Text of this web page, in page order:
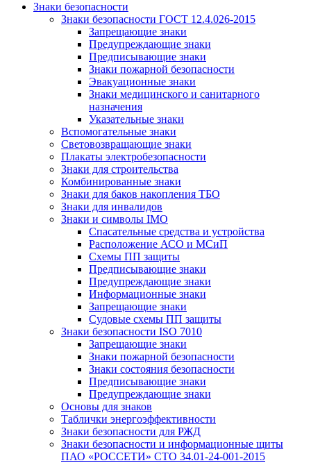
Знаки безопасности
Знаки безопасности ГОСТ 12.4.026-2015
Запрещающие знаки
Предупреждающие знаки
Предписывающие знаки
Знаки пожарной безопасности
Эвакуационные знаки
Знаки медицинского и санитарного
назначения
Указательные знаки
Вспомогательные знаки
Световозвращающие знаки
Плакаты электробезопасности
Знаки для строительства
Комбинированные знаки
Знаки для баков накопления ТБО
Знаки для инвалидов
Знаки и символы IMO
Спасательные средства и устройства
Расположение АСО и МСиП
Схемы ПП защиты
Предписывающие знаки
Предупреждающие знаки
Информационные знаки
Запрещающие знаки
Судовые схемы ПП защиты
Знаки безопасности ISO 7010
Запрещающие знаки
Знаки пожарной безопасности
Знаки состояния безопасности
Предписывающие знаки
Предупреждающие знаки
Основы для знаков
Таблички энергоэффективности
Знаки безопасности для РЖД
Знаки безопасности и информационные щиты
ПАО «РОССЕТИ» СТО 34.01-24-001-2015